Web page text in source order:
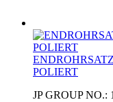
POLIERT
JP GROUP NO.: